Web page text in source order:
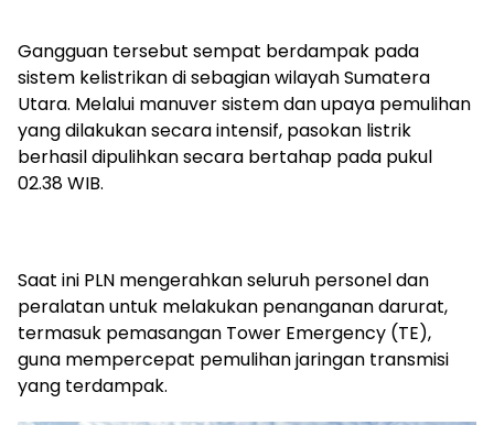
Gangguan tersebut sempat berdampak pada
sistem kelistrikan di sebagian wilayah Sumatera
Utara. Melalui manuver sistem dan upaya pemulihan
yang dilakukan secara intensif, pasokan listrik
berhasil dipulihkan secara bertahap pada pukul
02.38 WIB.
Saat ini PLN mengerahkan seluruh personel dan
peralatan untuk melakukan penanganan darurat,
termasuk pemasangan Tower Emergency (TE),
guna mempercepat pemulihan jaringan transmisi
yang terdampak.